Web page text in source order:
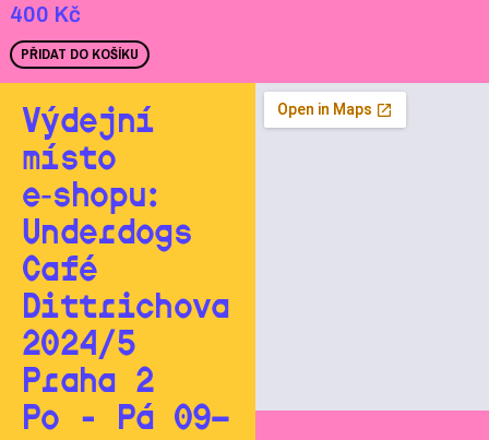
400 Kč
PŘIDAT DO KOŠÍKU
Výdejní
místo
e‑shopu:
Underdogs
Café
Dittrichova
2024/5
Praha 2
Po - Pá 09—